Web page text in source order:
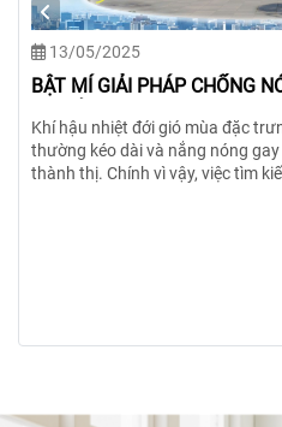
12/11/2024
Các phương pháp chống
Khám phá cách chống mối khi
vệ ngôi nhà của bạn khỏi mối